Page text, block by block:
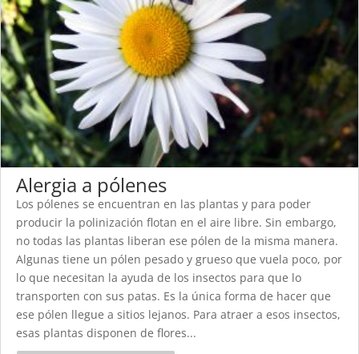
Alergia a pólenes
Los pólenes se encuentran en las plantas y para poder
producir la polinización flotan en el aire libre. Sin embargo,
no todas las plantas liberan ese pólen de la misma manera.
Algunas tiene un pólen pesado y grueso que vuela poco, por
lo que necesitan la ayuda de los insectos para que lo
transporten con sus patas. Es la única forma de hacer que
ese pólen llegue a sitios lejanos. Para atraer a esos insectos,
esas plantas disponen de flores...